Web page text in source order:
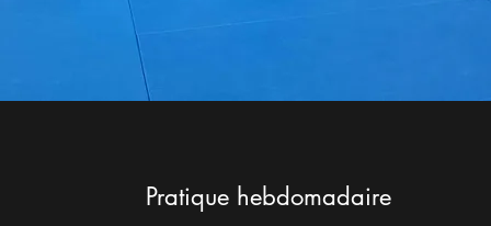
Pratique hebdomadaire